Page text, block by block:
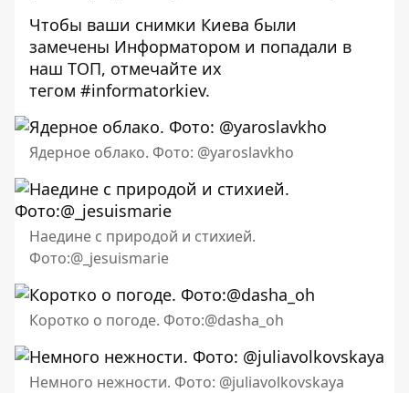
Чтобы ваши снимки Киева были
замечены Информатором и попадали в
наш ТОП, отмечайте их
тегом #informatorkiev.
Ядерное облако. Фото: @yaroslavkho
Наедине с природой и стихией.
Фото:@_jesuismarie
Коротко о погоде. Фото:@dasha_oh
Немного нежности. Фото: @juliavolkovskaya